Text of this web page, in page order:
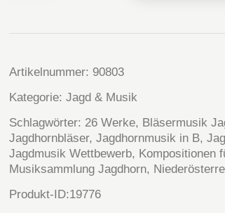
Menge
Artikelnummer: 90803
Kategorie:Jagd & Musik
Schlagwörter: 26 Werke, Bläsermusik
Jagdhornbläser,Jagdhornmusik in B,
Jagdmusik Wettbewerb, Kompositionen
Musiksammlung Jagdhorn,
Produkt-ID:19776